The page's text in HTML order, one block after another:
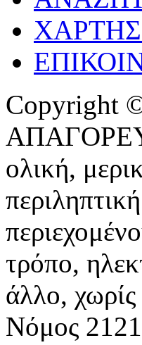
Copyright
ολική,
τρόπο,
άλλο,
Νόμος